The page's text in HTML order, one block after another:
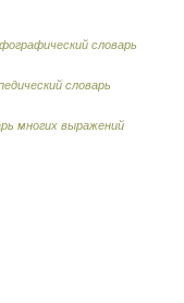
словарь
словарь
многих выражений